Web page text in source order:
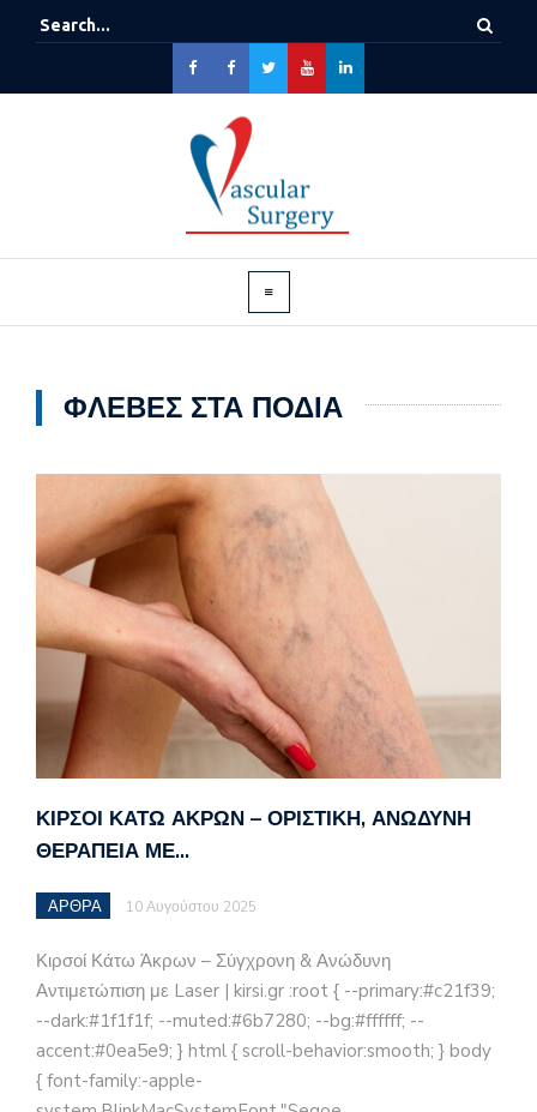
ΦΛΈΒΕΣ ΣΤΑ ΠΌΔΙΑ
ΚΙΡΣΟΊ ΚΆΤΩ ΆΚΡΩΝ – ΟΡΙΣΤΙΚΉ, ΑΝΏΔΥΝΗ
ΘΕΡΑΠΕΊΑ ΜΕ…
ΑΡΘΡΑ 10 Αυγούστου 2025
Κιρσοί Κάτω Άκρων – Σύγχρονη & Ανώδυνη
Αντιμετώπιση με Laser | kirsi.gr :root { --primary:#c21f39;
--dark:#1f1f1f; --muted:#6b7280; --bg:#ffffff; --
accent:#0ea5e9; } html { scroll-behavior:smooth; } body
{ font-family:-apple-